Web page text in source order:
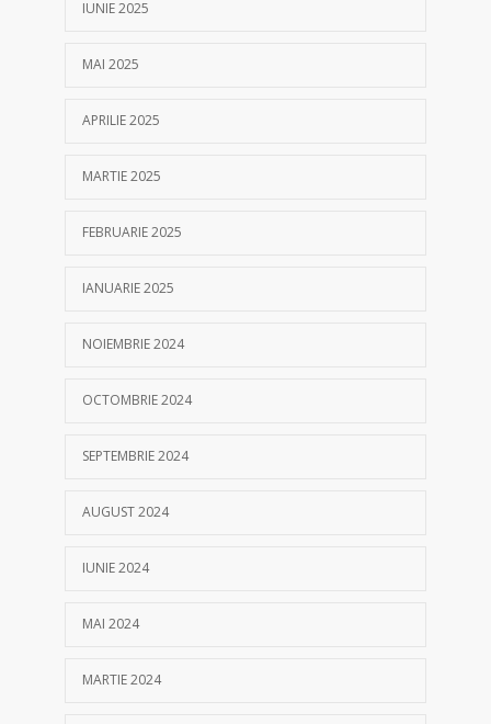
IUNIE 2025
MAI 2025
APRILIE 2025
MARTIE 2025
FEBRUARIE 2025
IANUARIE 2025
NOIEMBRIE 2024
OCTOMBRIE 2024
SEPTEMBRIE 2024
AUGUST 2024
IUNIE 2024
MAI 2024
MARTIE 2024